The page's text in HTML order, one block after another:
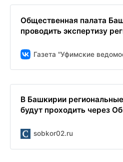
Общественная палата
проводить экспертизу
Газета "Уфимские
В Башкирии
будут проходить через
sobkor02.ru